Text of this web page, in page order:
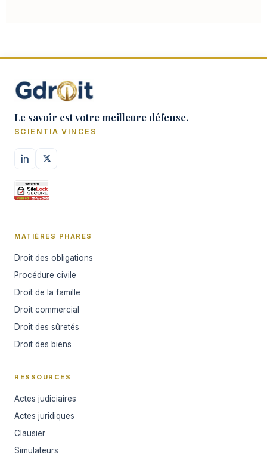
Le savoir est votre meilleure défense.
SCIENTIA VINCES
MATIÈRES PHARES
Droit des obligations
Procédure civile
Droit de la famille
Droit commercial
Droit des sûretés
Droit des biens
RESSOURCES
Actes judiciaires
Actes juridiques
Clausier
Simulateurs